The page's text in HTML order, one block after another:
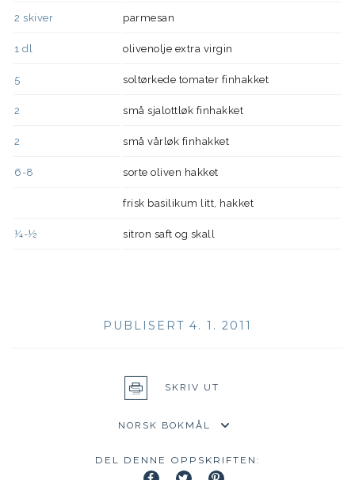
2 skiver parmesan
1 dl olivenolje extra virgin
5 soltørkede tomater finhakket
2 små sjalottløk finhakket
2 små vårløk finhakket
6-8 sorte oliven hakket
frisk basilikum litt, hakket
¼-½ sitron saft og skall
PUBLISERT 4. 1. 2011
SKRIV UT
DEL DENNE OPPSKRIFTEN: